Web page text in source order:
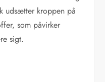
udsætter kroppen på
som påvirker
sigt.